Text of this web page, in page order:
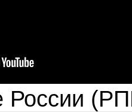
России